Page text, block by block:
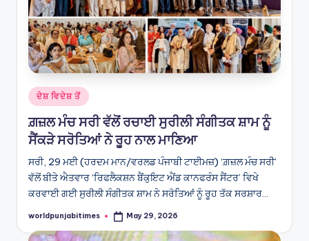
Posted
in
ਦੇਸ਼ ਵਿਦੇਸ਼ ਤੋਂ
ਗ਼ਜ਼ਲ ਮੰਚ ਸਰੀ ਵੱਲੋਂ ਰਚਾਈ ਸੁਰੀਲੀ ਸੰਗੀਤਕ ਸ਼ਾਮ ਨੂੰ
ਸੈਂਕੜੇ ਸਰੋਤਿਆਂ ਨੇ ਰੂਹ ਨਾਲ ਮਾਣਿਆ
ਸਰੀ, 29 ਮਈ (ਹਰਦਮ ਮਾਨ/ਵਰਲਡ ਪੰਜਾਬੀ ਟਾਈਮਜ਼) ‘ਗ਼ਜ਼ਲ ਮੰਚ ਸਰੀ’
ਵੱਲੋਂ ਬੀਤੇ ਐਤਵਾਰ ‘ਰਿਫਲੈਕਸ਼ਨ ਬੈਂਕੁਇਟ ਐਂਡ ਕਾਨਫਰੰਸ ਸੈਂਟਰ’ ਵਿਖੇ
ਕਰਵਾਈ ਗਈ ਸੁਰੀਲੀ ਸੰਗੀਤਕ ਸ਼ਾਮ ਨੇ ਸਰੋਤਿਆਂ ਨੂੰ ਰੂਹ ਤੱਕ ਸਰਸ਼ਾਰ…
Posted
worldpunjabitimes May 29, 2026